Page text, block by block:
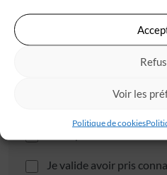
Voir les
Politique de cookies
Je valide avoir pris